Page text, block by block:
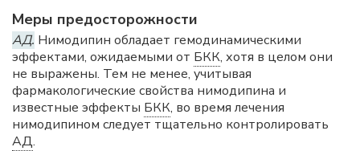
Меры предосторожности
АД. Нимодипин обладает гемодинамическими
эффектами, ожидаемыми от БКК, хотя в целом они
не выражены. Тем не менее, учитывая
фармакологические свойства нимодипина и
известные эффекты БКК, во время лечения
нимодипином следует тщательно контролировать
АД.